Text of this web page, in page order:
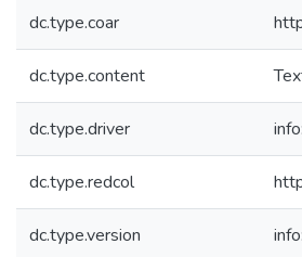
dc.type.coar
dc.type.content
dc.type.driver
dc.type.redcol
dc.type.version